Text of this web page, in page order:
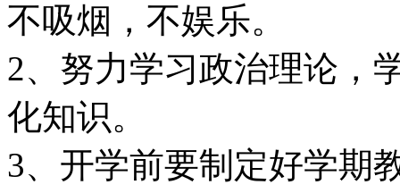
不吸烟，不娱乐。
2、努力学习政治理论，
化知识。
3、开学前要制定好学期